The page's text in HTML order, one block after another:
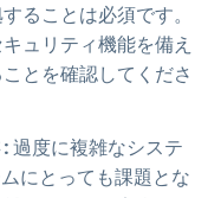
ることは必須です。
ュリティ機能を備え
とを確認してくださ
過度に複雑なシステ
にとっても課題とな